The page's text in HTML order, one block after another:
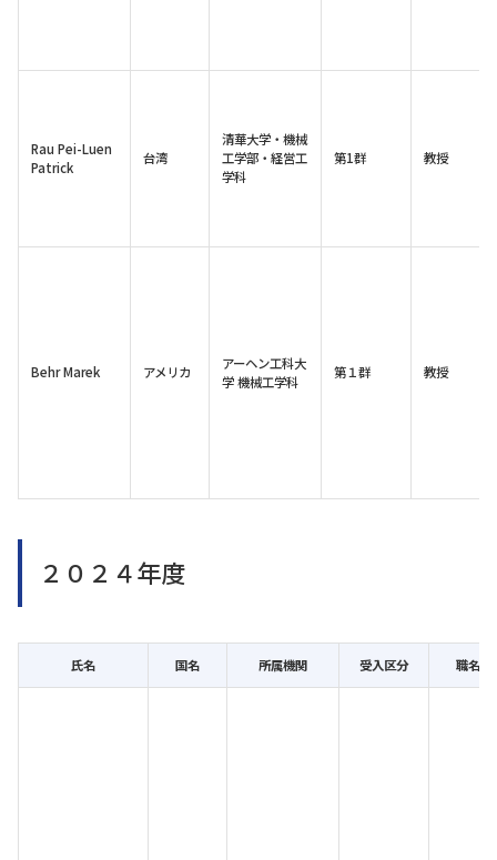
Rau Pei-Luen
Patrick
台湾
清華大学・機械
工学部・経営工
学科
第1群 教授
Behr Marek アメリカ
アーヘン工科大
学 機械工学科
第１群 教授
２０２４年度
氏名 国名 所属機関 受入区分 職名